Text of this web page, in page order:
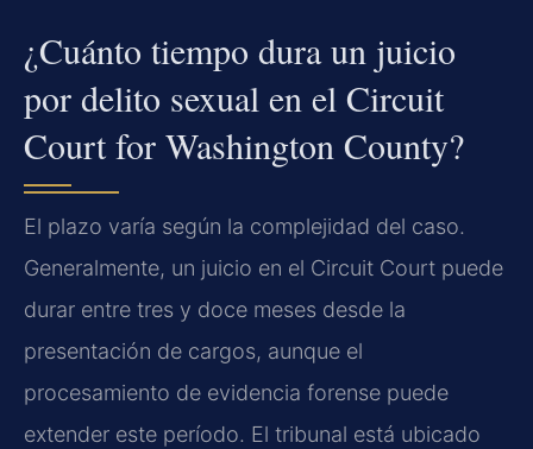
¿Cuánto tiempo dura un juicio
por delito sexual en el Circuit
Court for Washington County?
El plazo varía según la complejidad del caso.
Generalmente, un juicio en el Circuit Court puede
durar entre tres y doce meses desde la
presentación de cargos, aunque el
procesamiento de evidencia forense puede
extender este período. El tribunal está ubicado